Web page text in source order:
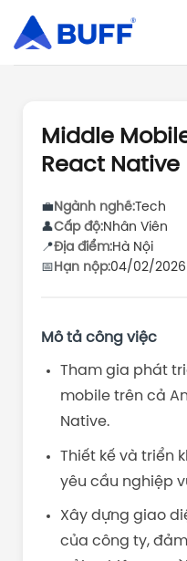
qua
Middle
React Native
💼Ngành nghề: Tech
👤Cấp độ:Nhân Viên
📍Địa điểm:Hà Nội
📅Hạn nộp:04/02/2026
Mô tả công việc
Tham gia phát
mobile trên cả
Native.
Thiết kế và triển
yêu cầu nghiệp
Xây dựng giao
của công ty,